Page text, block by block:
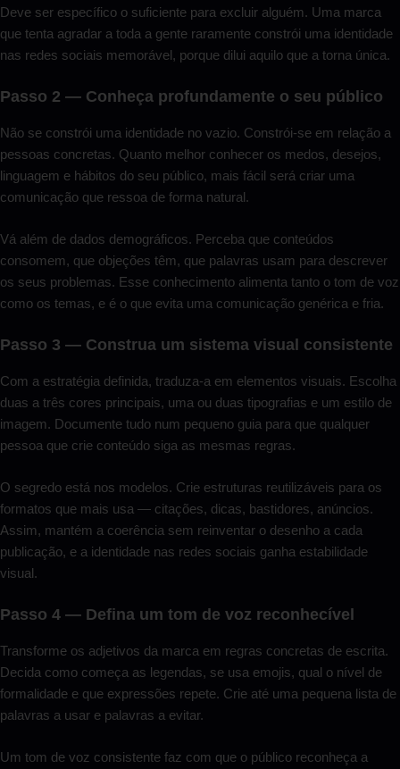
Deve ser específico o suficiente para excluir alguém. Uma marca
que tenta agradar a toda a gente raramente constrói uma identidade
nas redes sociais memorável, porque dilui aquilo que a torna única.
Passo 2 — Conheça profundamente o seu público
Não se constrói uma identidade no vazio. Constrói-se em relação a
pessoas concretas. Quanto melhor conhecer os medos, desejos,
linguagem e hábitos do seu público, mais fácil será criar uma
comunicação que ressoa de forma natural.
Vá além de dados demográficos. Perceba que conteúdos
consomem, que objeções têm, que palavras usam para descrever
os seus problemas. Esse conhecimento alimenta tanto o tom de voz
como os temas, e é o que evita uma comunicação genérica e fria.
Passo 3 — Construa um sistema visual consistente
Com a estratégia definida, traduza-a em elementos visuais. Escolha
duas a três cores principais, uma ou duas tipografias e um estilo de
imagem. Documente tudo num pequeno guia para que qualquer
pessoa que crie conteúdo siga as mesmas regras.
O segredo está nos modelos. Crie estruturas reutilizáveis para os
formatos que mais usa — citações, dicas, bastidores, anúncios.
Assim, mantém a coerência sem reinventar o desenho a cada
publicação, e a identidade nas redes sociais ganha estabilidade
visual.
Passo 4 — Defina um tom de voz reconhecível
Transforme os adjetivos da marca em regras concretas de escrita.
Decida como começa as legendas, se usa emojis, qual o nível de
formalidade e que expressões repete. Crie até uma pequena lista de
palavras a usar e palavras a evitar.
Um tom de voz consistente faz com que o público reconheça a